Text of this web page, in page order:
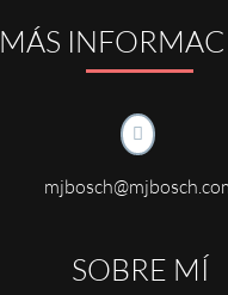
MÁS

SOBRE MÍ